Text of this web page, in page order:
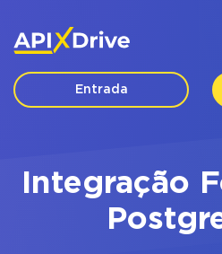
Entrada
Integração